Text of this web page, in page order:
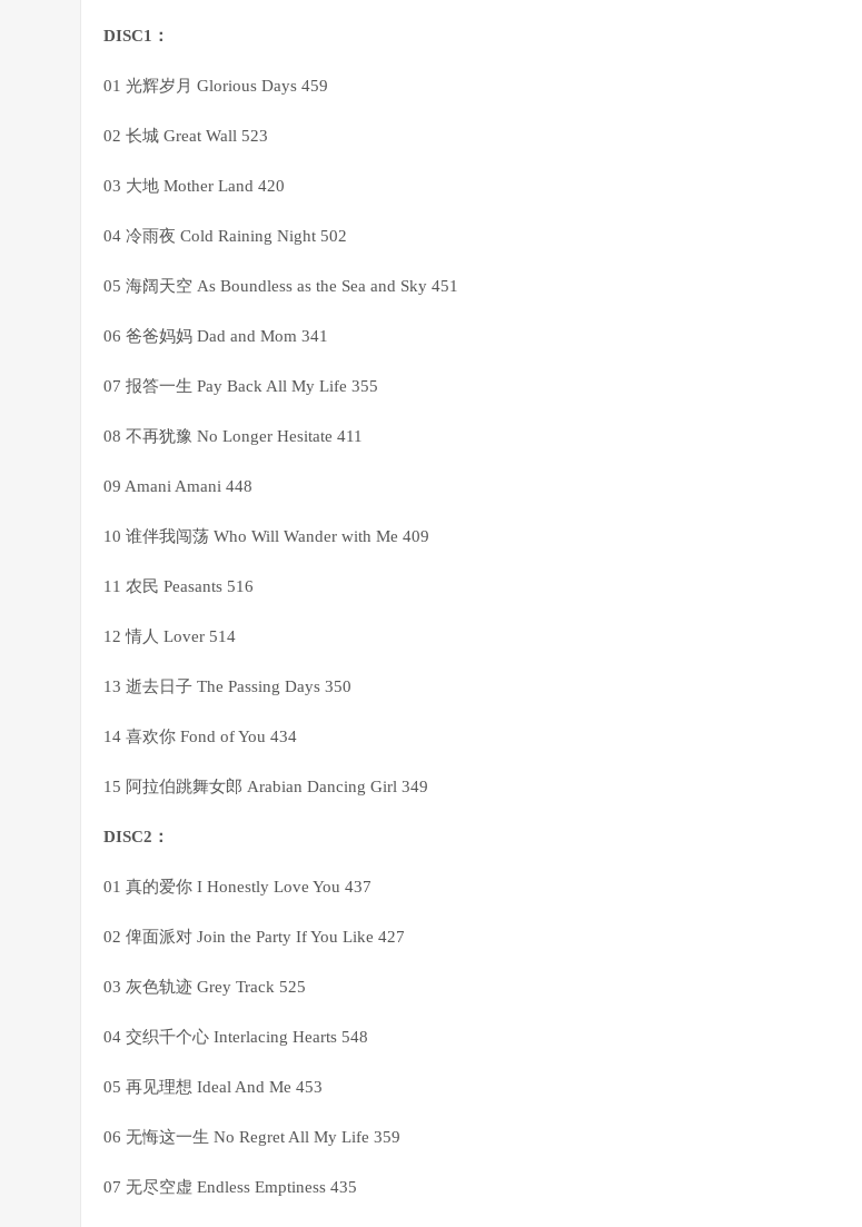
DISC1：
01 光辉岁月 Glorious Days 459
02 长城 Great Wall 523
03 大地 Mother Land 420
04 冷雨夜 Cold Raining Night 502
05 海阔天空 As Boundless as the Sea and Sky 451
06 爸爸妈妈 Dad and Mom 341
07 报答一生 Pay Back All My Life 355
08 不再犹豫 No Longer Hesitate 411
09 Amani Amani 448
10 谁伴我闯荡 Who Will Wander with Me 409
11 农民 Peasants 516
12 情人 Lover 514
13 逝去日子 The Passing Days 350
14 喜欢你 Fond of You 434
15 阿拉伯跳舞女郎 Arabian Dancing Girl 349
DISC2：
01 真的爱你 I Honestly Love You 437
02 俾面派对 Join the Party If You Like 427
03 灰色轨迹 Grey Track 525
04 交织千个心 Interlacing Hearts 548
05 再见理想 Ideal And Me 453
06 无悔这一生 No Regret All My Life 359
07 无尽空虚 Endless Emptiness 435